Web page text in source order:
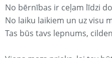
No bērnības ir ceļam līdzi
No laiku laikiem un uz visu
Tas būs tavs lepnums,